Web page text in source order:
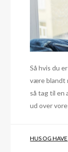
Så hvis du
være blandt
så tag til en
ud over
HUS OG HAVE